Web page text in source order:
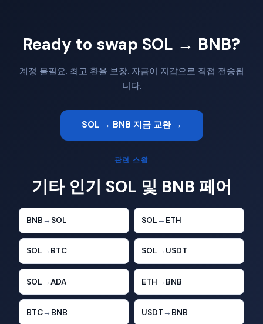
Ready to swap SOL → BNB?
계정 불필요. 최고 환율 보장. 자금이 지갑으로 직접 전송됩
니다.
SOL → BNB 지금 교환 →
관련 스왑
기타 인기 SOL 및 BNB 페어
BNB → SOL SOL → ETH
SOL → BTC SOL → USDT
SOL →ADA ETH → BNB
BTC→ BNB USDT → BNB